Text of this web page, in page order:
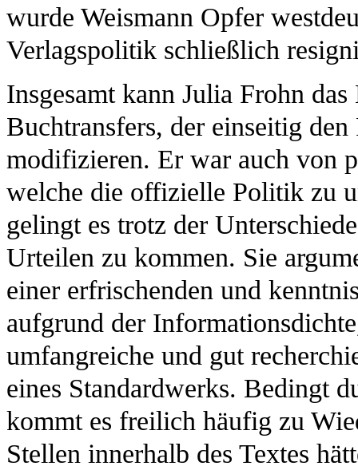
wurde Weismann Opfer
Verlagspolitik schließlich
Insgesamt kann Julia Frohn
Buchtransfers, der einseitig
modifizieren. Er war auch von
welche die offizielle Politik zu
gelingt es trotz der
Urteilen zu kommen. Sie
einer erfrischenden und
aufgrund der
umfangreiche und gut
eines Standardwerks. Bedingt
kommt es freilich häufig zu
Stellen innerhalb des Textes